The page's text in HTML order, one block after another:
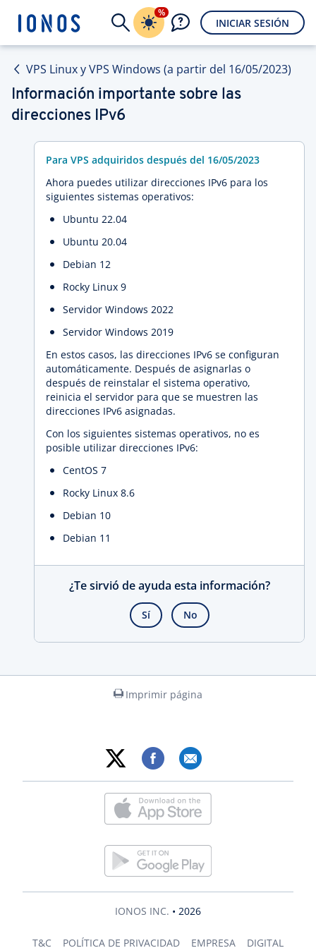
%
INICIAR SESIÓN
VPS Linux y VPS Windows (a partir del 16/05/2023)
Información importante sobre las
direcciones IPv6
Para VPS adquiridos después del 16/05/2023
Ahora puedes utilizar direcciones IPv6 para los
siguientes sistemas operativos:
Ubuntu 22.04
Ubuntu 20.04
Debian 12
Rocky Linux 9
Servidor Windows 2022
Servidor Windows 2019
En estos casos, las direcciones IPv6 se configuran
automáticamente. Después de asignarlas o
después de reinstalar el sistema operativo,
reinicia el servidor para que se muestren las
direcciones IPv6 asignadas.
Con los siguientes sistemas operativos, no es
posible utilizar direcciones IPv6:
CentOS 7
Rocky Linux 8.6
Debian 10
Debian 11
¿Te sirvió de ayuda esta información?
Sí No
Imprimir página
IONOS INC. • 2026
T&C POLÍTICA DE PRIVACIDAD EMPRESA DIGITAL